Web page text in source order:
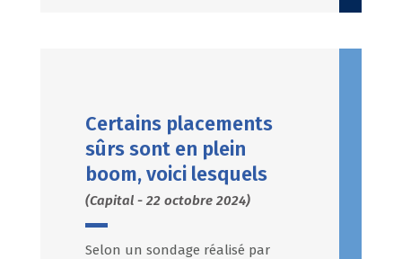
Certains placements
sûrs sont en plein
boom, voici lesquels
(Capital - 22 octobre 2024)
Selon un sondage réalisé par